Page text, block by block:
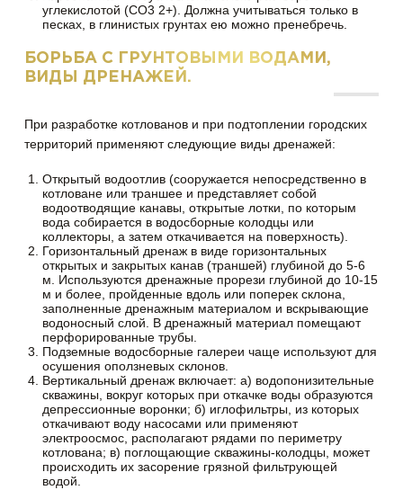
углекислотой (CO3 2+). Должна учитываться только в
песках, в глинистых грунтах ею можно пренебречь.
БОРЬБА С ГРУНТОВЫМИ ВОДАМИ,
ВИДЫ ДРЕНАЖЕЙ.
При разработке котлованов и при подтоплении городских
территорий применяют следующие виды дренажей:
Открытый водоотлив (сооружается непосредственно в
котловане или траншее и представляет собой
водоотводящие канавы, открытые лотки, по которым
вода собирается в водосборные колодцы или
коллекторы, а затем откачивается на поверхность).
Горизонтальный дренаж в виде горизонтальных
открытых и закрытых канав (траншей) глубиной до 5-6
м. Используются дренажные прорези глубиной до 10-15
м и более, пройденные вдоль или поперек склона,
заполненные дренажным материалом и вскрывающие
водоносный слой. В дренажный материал помещают
перфорированные трубы.
Подземные водосборные галереи чаще используют для
осушения оползневых склонов.
Вертикальный дренаж включает: а) водопонизительные
скважины, вокруг которых при откачке воды образуются
депрессионные воронки; б) иглофильтры, из которых
откачивают воду насосами или применяют
электроосмос, располагают рядами по периметру
котлована; в) поглощающие скважины-колодцы, может
происходить их засорение грязной фильтрующей
водой.